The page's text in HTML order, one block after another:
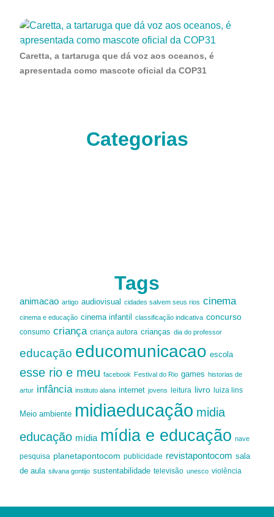
Caretta, a tartaruga que dá voz aos oceanos, é
apresentada como mascote oficial da COP31
Categorias
Tags
animacao artigo audiovisual cidades salvem seus rios cinema
cinema e educação cinema infantil classificação indicativa concurso
consumo criança criança autora crianças dia do professor
educação educomunicacao escola
esse rio e meu facebook Festival do Rio games historias de
artur infância instituto alana internet jovens leitura livro luiza lins
Meio ambiente midiaeducação midia
educação mídia mídia e educação nave
pesquisa planetapontocom publicidade revistapontocom sala
de aula silvana gontijo sustentabilidade televisão unesco violência